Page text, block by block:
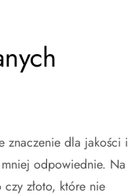
znaczenie dla jakości i
odpowiednie. Na
złoto, które nie